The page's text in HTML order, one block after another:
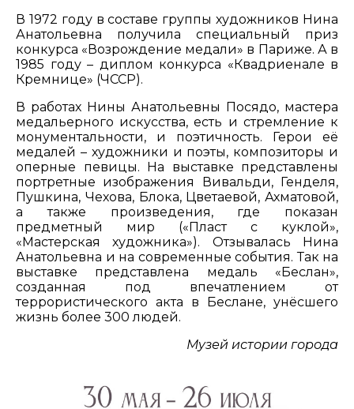
В 1972 году в составе группы художников Нина
Анатольевна получила специальный приз
конкурса «Возрождение медали» в Париже. А в
1985 году – диплом конкурса «Квадриенале в
Кремнице» (ЧССР).
В работах Нины Анатольевны Посядо, мастера
медальерного искусства, есть и стремление к
монументальности, и поэтичность. Герои её
медалей – художники и поэты, композиторы и
оперные певицы. На выставке представлены
портретные изображения Вивальди, Генделя,
Пушкина, Чехова, Блока, Цветаевой, Ахматовой,
а также произведения, где показан
предметный мир («Пласт с куклой»,
«Мастерская художника»). Отзывалась Нина
Анатольевна и на современные события. Так на
выставке представлена медаль «Беслан»,
созданная под впечатлением от
террористического акта в Беслане, унёсшего
жизнь более 300 людей.
Музей истории города